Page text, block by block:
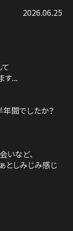
2026.06.25
す...
間でしたか？
いなど、
としみじみ感じ